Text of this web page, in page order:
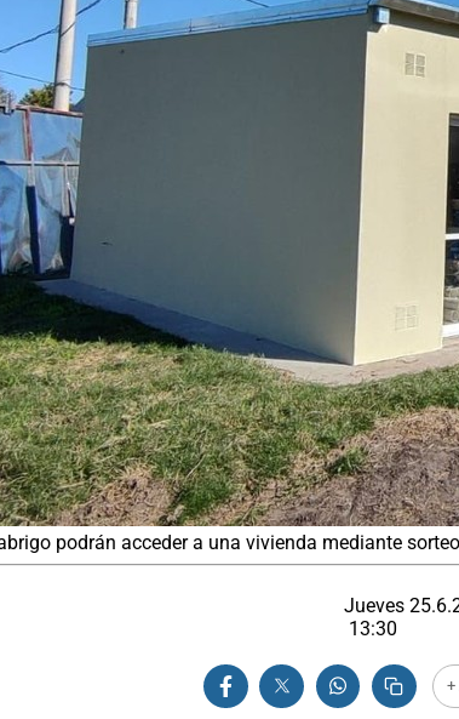
podrán acceder a una vivienda mediante
Jueves
13:30
+